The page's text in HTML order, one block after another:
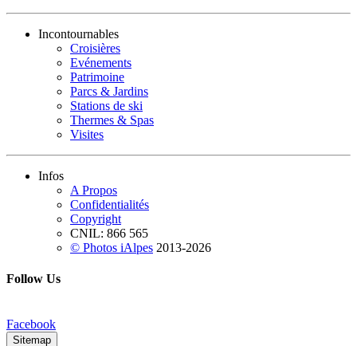
Incontournables
Croisières
Evénements
Patrimoine
Parcs & Jardins
Stations de ski
Thermes & Spas
Visites
Infos
A Propos
Confidentialités
Copyright
CNIL: 866 565
© Photos iAlpes 2013-2026
Follow Us
Facebook
Sitemap